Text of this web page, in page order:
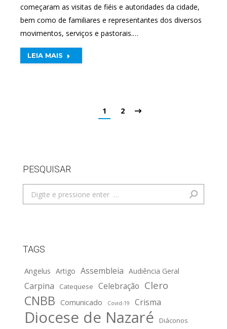
começaram as visitas de fiéis e autoridades da cidade,
bem como de familiares e representantes dos diversos
movimentos, serviços e pastorais.…
LEIA MAIS
1 2
PESQUISAR
Search:
TAGS
Angelus Artigo Assembleia Audiência Geral
Carpina Catequese Celebração Clero
CNBB Comunicado Covid-19 Crisma
Diocese de Nazaré
Diáconos